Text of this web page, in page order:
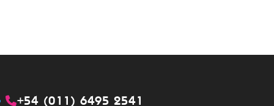
+54 (011) 6495 2541